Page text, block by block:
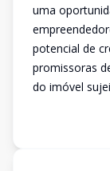
uma
potencial de
promissoras
do imóvel